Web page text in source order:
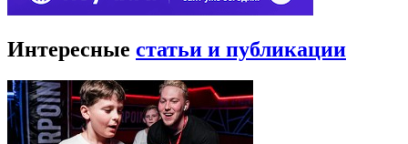
Интересные статьи и публикации